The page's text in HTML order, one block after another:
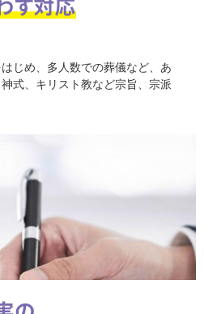
じめ、多人数での葬儀など、あ
式、キリスト教など宗旨、宗派